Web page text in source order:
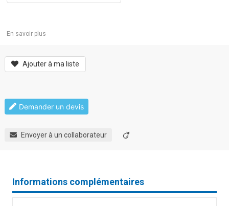
En savoir plus
Ajouter à ma liste
Demander un devis
Envoyer à un collaborateur
Informations complémentaires